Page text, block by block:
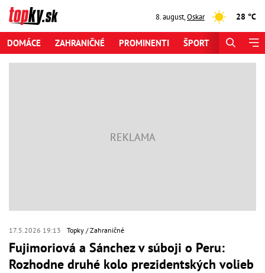
8. august,Oskar 28 °C
DOMÁCE ZAHRANIČNÉ PROMINENTI ŠPORT
17.5.2026 19:13 Topky Zahraničné
Fujimoriová a Sánchez v súboji o Peru:
Rozhodne druhé kolo prezidentských volieb